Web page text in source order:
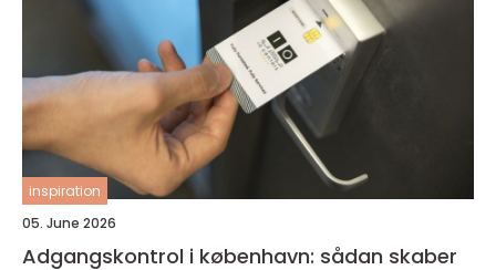
inspiration
05. June 2026
Adgangskontrol i københavn: sådan skaber